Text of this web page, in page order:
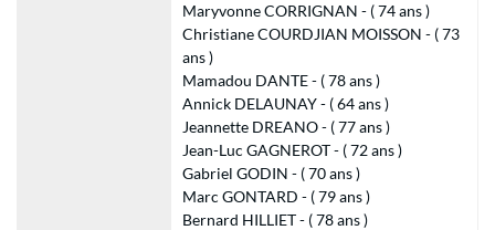
Maryvonne CORRIGNAN - ( 74 ans )
Christiane COURDJIAN MOISSON - ( 73
ans )
Mamadou DANTE - ( 78 ans )
Annick DELAUNAY - ( 64 ans )
Jeannette DREANO - ( 77 ans )
Jean-Luc GAGNEROT - ( 72 ans )
Gabriel GODIN - ( 70 ans )
Marc GONTARD - ( 79 ans )
Bernard HILLIET - ( 78 ans )